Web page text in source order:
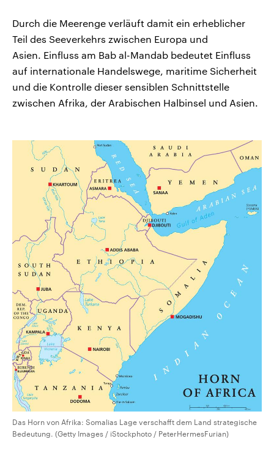
Durch die Meerenge verläuft damit ein erheblicher
Teil des Seeverkehrs zwischen Europa und
Asien. Einfluss am Bab al-Mandab bedeutet Einfluss
auf internationale Handelswege, maritime Sicherheit
und die Kontrolle dieser sensiblen Schnittstelle
zwischen Afrika, der Arabischen Halbinsel und Asien.
Das Horn von Afrika: Somalias Lage verschafft dem Land strategische
Bedeutung. (Getty Images / iStockphoto / PeterHermesFurian)